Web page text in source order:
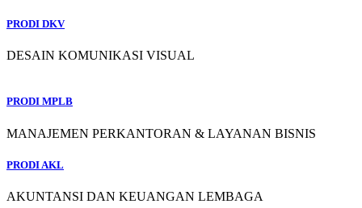
PRODI DKV
DESAIN KOMUNIKASI VISUAL
PRODI MPLB
MANAJEMEN PERKANTORAN & LAYANAN BISNIS
PRODI AKL
AKUNTANSI DAN KEUANGAN LEMBAGA